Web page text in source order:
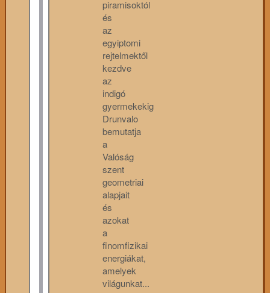
piramisoktól
és
az
egyiptomi
rejtelmektől
kezdve
az
indigó
gyermekekig
Drunvalo
bemutatja
a
Valóság
szent
geometriai
alapjait
és
azokat
a
finomfizikai
energiákat,
amelyek
világunkat...